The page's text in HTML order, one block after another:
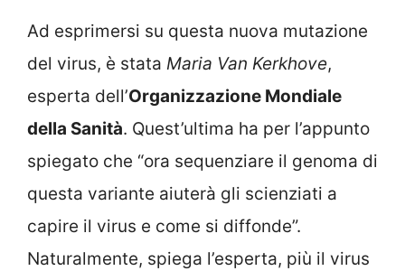
Ad esprimersi su questa nuova mutazione
del virus, è stata Maria Van Kerkhove,
esperta dell’Organizzazione Mondiale
della Sanità. Quest’ultima ha per l’appunto
spiegato che “ora sequenziare il genoma di
questa variante aiuterà gli scienziati a
capire il virus e come si diffonde”.
Naturalmente, spiega l’esperta, più il virus